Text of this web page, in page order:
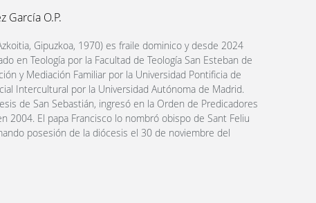
García O.P.
Gipuzkoa, 1970) es fraile dominico y desde 2024
en Teología por la Facultad de Teología San Esteban de
y Mediación Familiar por la Universidad Pontificia de
Intercultural por la Universidad Autónoma de Madrid.
de San Sebastián, ingresó en la Orden de Predicadores
2004. El papa Francisco lo nombró obispo de Sant Feliu
posesión de la diócesis el 30 de noviembre del